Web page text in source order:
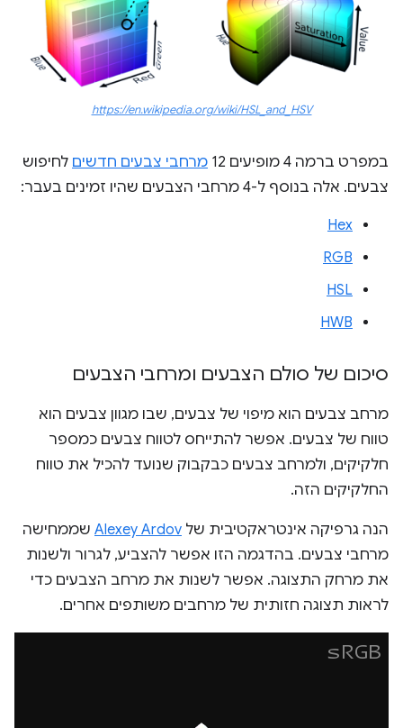
https://en.wikipedia.org/wiki/HSL_and_HSV
במפרט ברמה 4 מופיעים 12 מרחבי צבעים חדשים לחיפוש
צבעים. אלה בנוסף ל-4 מרחבי הצבעים שהיו זמינים בעבר:
Hex
RGB
HSL
HWB
סיכום של סולם הצבעים ומרחבי הצבעים
מרחב צבעים הוא מיפוי של צבעים, שבו מגוון צבעים הוא
טווח של צבעים. אפשר להתייחס לטווח צבעים כמספר
חלקיקים, ולמרחב צבעים כבקבוק שנועד להכיל את טווח
החלקיקים הזה.
הנה גרפיקה אינטראקטיבית של Alexey Ardov שממחישה
מרחבי צבעים. בהדגמה הזו אפשר להצביע, לגרור ולשנות
את מרחק התצוגה. אפשר לשנות את מרחב הצבעים כדי
לראות תצוגה חזותית של מרחבים משותפים אחרים.